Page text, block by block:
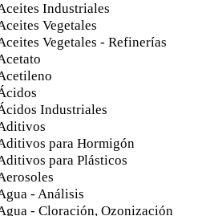
Industriales
Vegetales
Vegetales - Refinerías
Industriales
para Hormigón
para Plásticos
- Análisis
- Cloración, Ozonización